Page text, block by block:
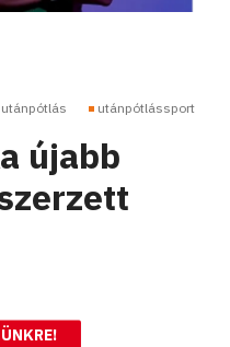
utánpótlás utánpótlássport
újabb